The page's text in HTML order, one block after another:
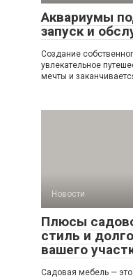
Аквариумы
запуск и
Создание
увлекательное
мечты и
Новости
Плюсы
стиль и
вашего
Садовая мебель — это